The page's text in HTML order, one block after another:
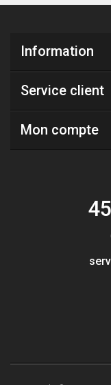
Information
Service client
Mon compte